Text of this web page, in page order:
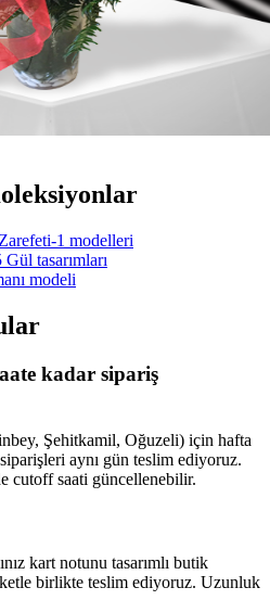
1 modelleri
tasarımları
modeli
kadar sipariş
Şehitkamil, Oğuzeli) için hafta
aynı gün teslim ediyoruz.
cutoff saati güncellenebilir.
kart notunu tasarımlı butik
birlikte teslim ediyoruz. Uzunluk